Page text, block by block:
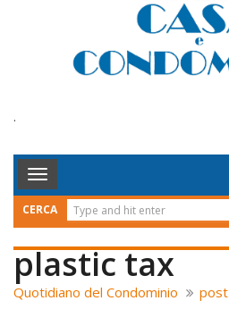
.
Toggle
Navigation
CERCA
plastic tax
Quotidiano del Condominio post